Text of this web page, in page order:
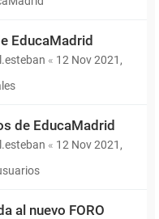
EducaMadrid
« 12 Nov 2021,
de EducaMadrid
« 12 Nov 2021,
al nuevo FORO